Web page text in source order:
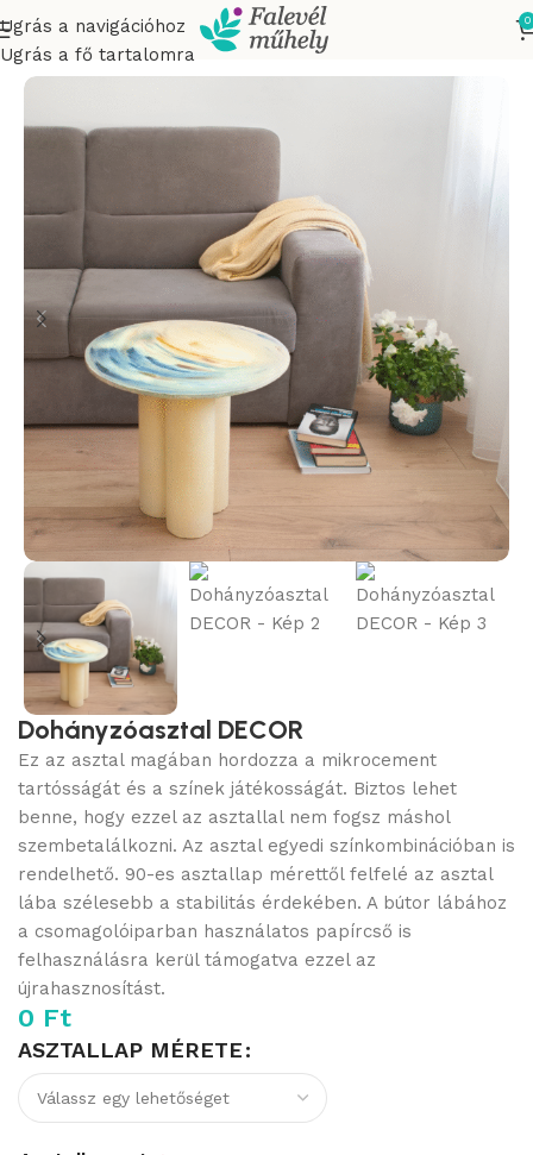
Ugrás a navigációhoz
Ugrás a fő tartalomra
0
Kezdőlap Dohányzóasztalok
Dohányzóasztal DECOR
Ez az asztal magában hordozza a mikrocement
tartósságát és a színek játékosságát. Biztos lehet
benne, hogy ezzel az asztallal nem fogsz máshol
szembetalálkozni. Az asztal egyedi színkombinációban is
rendelhető. 90-es asztallap mérettől felfelé az asztal
lába szélesebb a stabilitás érdekében. A bútor lábához
a csomagolóiparban használatos papírcső is
felhasználásra kerül támogatva ezzel az
újrahasznosítást.
0 Ft
ASZTALLAP MÉRETE